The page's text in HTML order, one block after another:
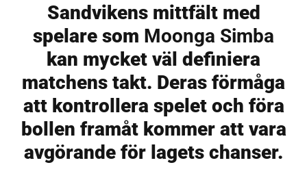
Sandvikens mittfält med
spelare som Moonga Simba
kan mycket väl definiera
matchens takt. Deras förmåga
att kontrollera spelet och föra
bollen framåt kommer att vara
avgörande för lagets chanser.